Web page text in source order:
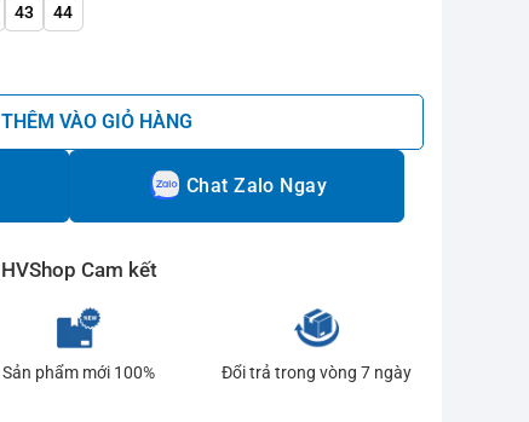
43 44
THÊM VÀO GIỎ HÀNG
Chat Zalo Ngay
HVShop Cam kết
Sản phẩm mới 100% Đổi trả trong vòng 7 ngày